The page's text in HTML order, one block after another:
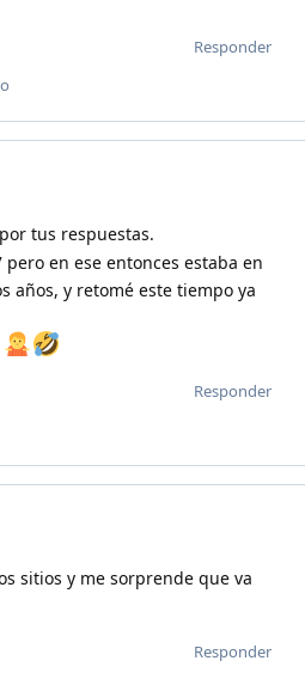
Responder
tus respuestas.
en ese entonces estaba en
años, y retomé este tiempo ya
Responder
sitios y me sorprende que va
Responder